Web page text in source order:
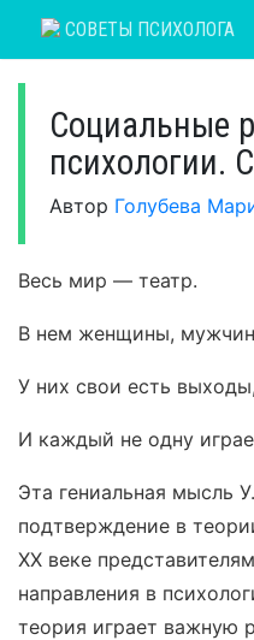
СОВЕТЫ ПСИХОЛОГА
Социальные
психологии.
Автор Голубева
Весь мир — театр.
В нем женщины,
У них свои есть
И каждый не одну
Эта гениальная мысль
подтверждение в
XX веке
направления в
теория играет важную